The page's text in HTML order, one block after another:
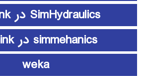
SimHydraulics در simulink
simmehanics در simulink
weka